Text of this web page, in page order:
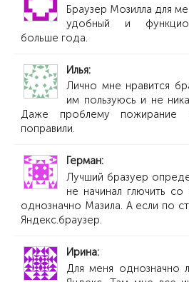
Браузер Мозилла для
удобный и
больше года.
Илья
Лично мне нравится
им пользуюсь и не
Даже проблему пожирание
поправили.
Герман
Лучший бразуер
не начинал глючить
однозначно Мазила. А если по
Яндекс.браузер.
Ирина
Для меня однозначно